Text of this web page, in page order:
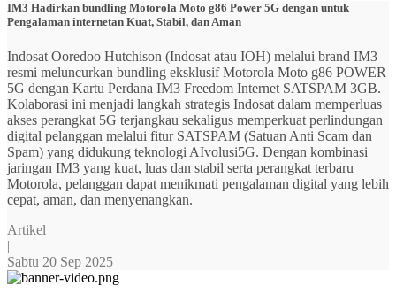
IM3 Hadirkan bundling Motorola Moto g86 Power 5G dengan untuk
Pengalaman internetan Kuat, Stabil, dan Aman
Indosat Ooredoo Hutchison (Indosat atau IOH) melalui brand IM3
resmi meluncurkan bundling eksklusif Motorola Moto g86 POWER
5G dengan Kartu Perdana IM3 Freedom Internet SATSPAM 3GB.
Kolaborasi ini menjadi langkah strategis Indosat dalam memperluas
akses perangkat 5G terjangkau sekaligus memperkuat perlindungan
digital pelanggan melalui fitur SATSPAM (Satuan Anti Scam dan
Spam) yang didukung teknologi AIvolusi5G. Dengan kombinasi
jaringan IM3 yang kuat, luas dan stabil serta perangkat terbaru
Motorola, pelanggan dapat menikmati pengalaman digital yang lebih
cepat, aman, dan menyenangkan.
Artikel
|
Sabtu 20 Sep 2025